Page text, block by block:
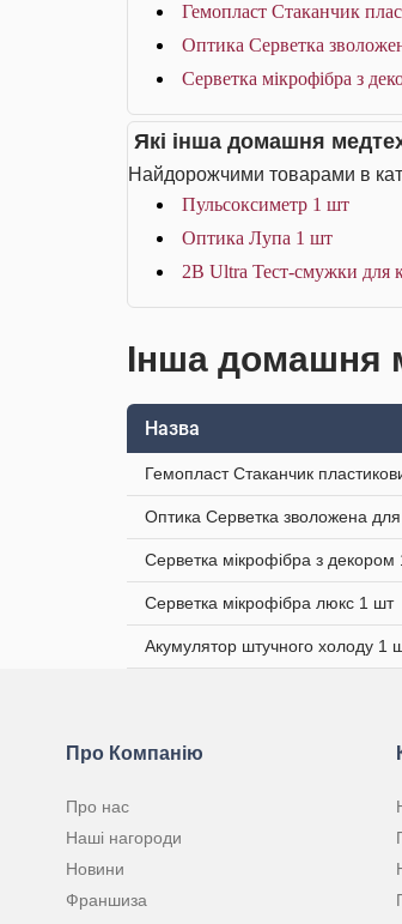
Гемопласт Стаканчик
Оптика Серветка
Серветка мікрофібра з
Які інша домашня
Найдорожчими товарами в
Пульсоксиметр 1 шт
Оптика Лупа 1 шт
2B Ultra Тест-смужки для
Інша домашня
Назва
Гемопласт Стаканчик
Оптика Серветка зволожена для
Серветка мікрофібра з декором
Серветка мікрофібра люкс 1 шт
Акумулятор штучного холоду 1
Про Компанію
Про нас
Наші нагороди
Новини
Франшиза